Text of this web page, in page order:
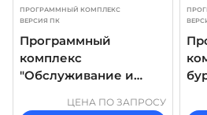
ПРОГРАММНЫЙ КОМПЛЕКС
ВЕРСИЯ ПК
Программный
комплекс
"Обслуживание и
ЦЕНА ПО ЗАПРОСУ